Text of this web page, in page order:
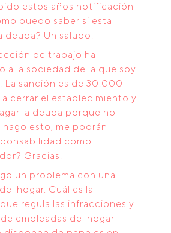
estos años notificación
puedo saber si esta
deuda? Un saludo.
de trabajo ha
a la sociedad de la que soy
La sanción es de 30.000
a cerrar el establecimiento y
la deuda porque no
hago esto, me podrán
como
Gracias.
un problema con una
hogar. Cuál es la
regula las infracciones y
empleadas del hogar